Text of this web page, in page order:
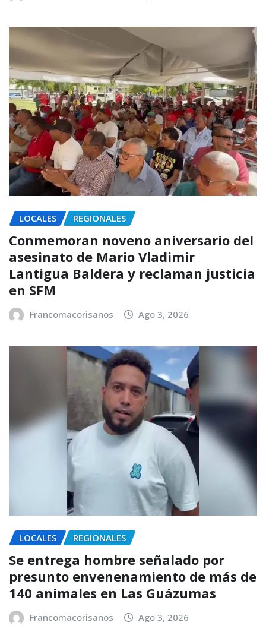
LOCALES REGIONALES
Conmemoran noveno aniversario del
asesinato de Mario Vladimir
Lantigua Baldera y reclaman justicia
en SFM
Francomacorisanos Ago 3, 2026
LOCALES REGIONALES
Se entrega hombre señalado por
presunto envenenamiento de más de
140 animales en Las Guázumas
Francomacorisanos Ago 3, 2026